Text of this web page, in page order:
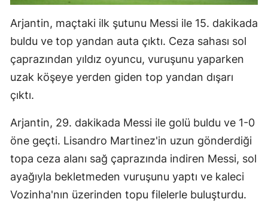
Kayseri
Kırklareli
Kırşehir
Konya
Kütahya
Malatya
Manisa
Arjantin, maçtaki ilk şutunu Messi ile 15. dakikada
buldu ve top yandan auta çıktı. Ceza sahası sol
çaprazından yıldız oyuncu, vuruşunu yaparken
uzak köşeye yerden giden top yandan dışarı
çıktı.
Arjantin, 29. dakikada Messi ile golü buldu ve 1-0
öne geçti. Lisandro Martinez'in uzun gönderdiği
topa ceza alanı sağ çaprazında indiren Messi, sol
ayağıyla bekletmeden vuruşunu yaptı ve kaleci
Vozinha'nın üzerinden topu filelerle buluşturdu.